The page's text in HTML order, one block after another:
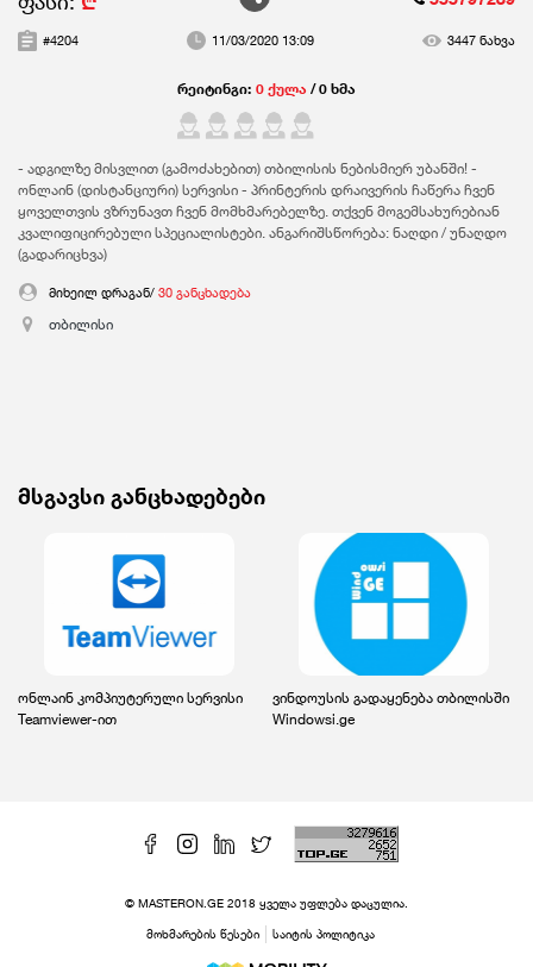
#4204 11/03/2020 13:09 3447 ნახვა
რეიტინგი: 0 ქულა / 0 ხმა
- ადგილზე მისვლით (გამოძახებით) თბილისის ნებისმიერ უბანში! -
ონლაინ (დისტანციური) სერვისი - პრინტერის დრაივერის ჩაწერა ჩვენ
ყოველთვის ვზრუნავთ ჩვენ მომხმარებელზე. თქვენ მოგემსახურებიან
კვალიფიცირებული სპეციალისტები. ანგარიშსწორება: ნაღდი / უნაღდო
(გადარიცხვა)
მიხეილ დრაგან/ 30 განცხადება
თბილისი
მსგავსი განცხადებები
ონლაინ კომპიუტერული სერვისი
Teamviewer-ით
ვინდოუსის გადაყენება თბილისში
Windowsi.ge
© MASTERON.GE 2018 ყველა უფლება დაცულია.
მოხმარების წესები საიტის პოლიტიკა